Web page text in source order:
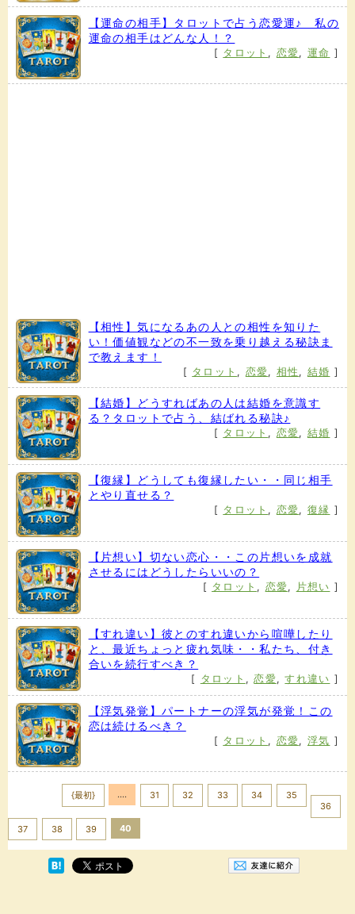
【運命の相手】タロットで占う恋愛運♪ 私の
運命の相手はどんな人！？
[ タロット , 恋愛, 運命 ]
【相性】気になるあの人との相性を知りた
い！価値観などの不一致を乗り越える秘訣ま
で教えます！
[ タロット , 恋愛, 相性 , 結婚 ]
【結婚】どうすればあの人は結婚を意識す
る？タロットで占う、結ばれる秘訣♪
[ タロット , 恋愛, 結婚 ]
【復縁】どうしても復縁したい・・同じ相手
とやり直せる？
[ タロット , 恋愛, 復縁 ]
【片想い】切ない恋心・・この片想いを成就
させるにはどうしたらいいの？
[ タロット , 恋愛, 片想い ]
【すれ違い】彼とのすれ違いから喧嘩したり
と、最近ちょっと疲れ気味・・私たち、付き
合いを続行すべき？
[ タロット ,恋愛,すれ違い ]
【浮気発覚】パートナーの浮気が発覚！この
恋は続けるべき？
[ タロット , 恋愛, 浮気 ]
{最初} .... 31 32 33 34
35
36
37 38 39 40